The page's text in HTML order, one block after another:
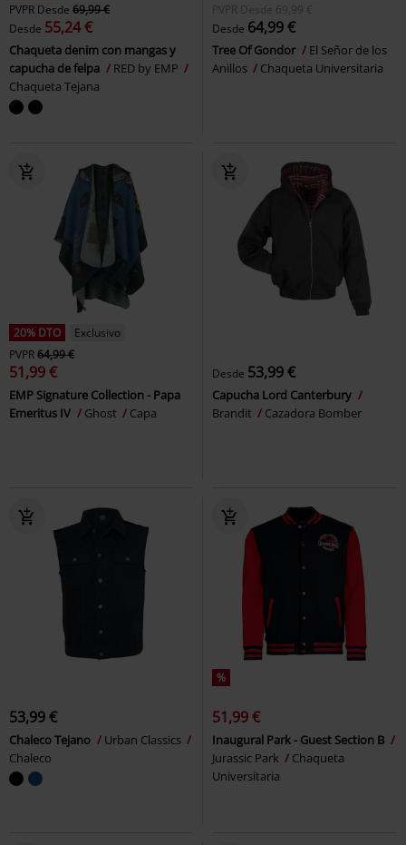
PVPR Desde 69,99 €
Desde 55,24 €
Chaqueta denim con mangas y
capucha de felpa
RED by EMP
Chaqueta Tejana
PVPR
Desde 69,99 €
Desde 64,99 €
Tree Of Gondor
El Señor de los
Anillos
Chaqueta Universitaria
20% DTO
Exclusivo
PVPR64,99 €
51,99 €
EMP Signature Collection - Papa
Emeritus IV
Ghost Capa
Desde 53,99 €
Capucha Lord Canterbury
Brandit
Cazadora Bomber
53,99 €
Chaleco Tejano
Urban Classics
Chaleco
%
51,99 €
Inaugural Park - Guest Section B
Jurassic Park
Chaqueta
Universitaria